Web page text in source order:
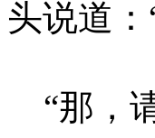
头说道
“那，